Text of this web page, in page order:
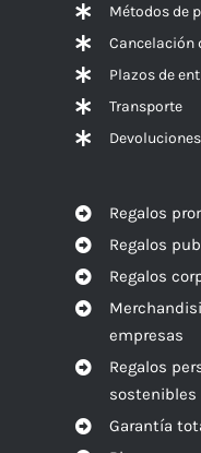
Métodos de
Cancelación
Plazos de
Transporte
Regalos
Regalos
Regalos
empresas
Regalos
sostenibles
Garantía